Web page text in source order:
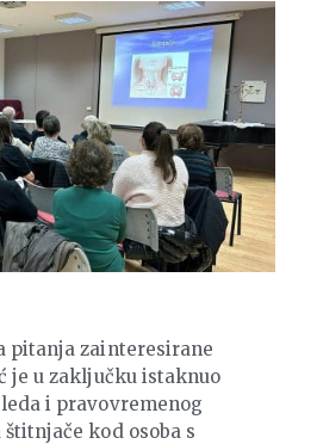
pitanja zainteresirane
je u zaključku istaknuo
i pravovremenog
kod osoba s